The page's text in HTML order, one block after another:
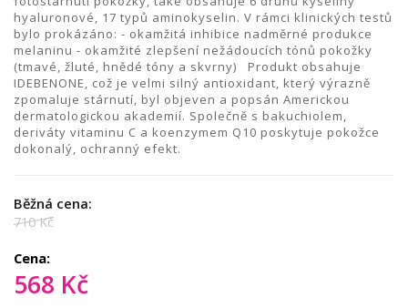
hyaluronové, 17 typů aminokyselin. V rámci klinických testů
bylo prokázáno: - okamžitá inhibice nadměrné produkce
melaninu - okamžité zlepšení nežádoucích tónů pokožky
(tmavé, žluté, hnědé tóny a skvrny) Produkt obsahuje
IDEBENONE, což je velmi silný antioxidant, který výrazně
zpomaluje stárnutí, byl objeven a popsán Americkou
dermatologickou akademií. Společně s bakuchiolem,
deriváty vitaminu C a koenzymem Q10 poskytuje pokožce
dokonalý, ochranný efekt.
Běžná cena:
710 Kč
Cena:
568 Kč